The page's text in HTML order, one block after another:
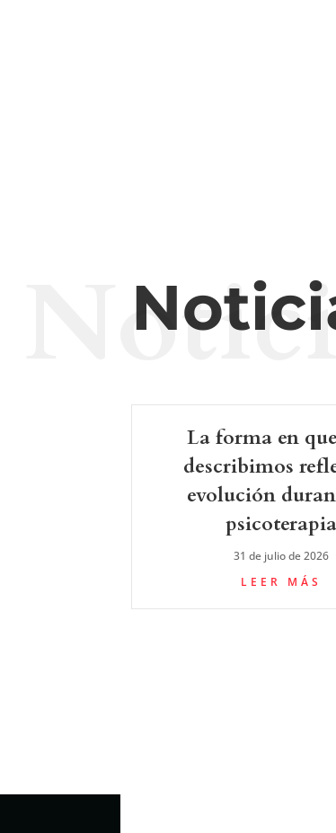
La forma en
describimos
evolución
psicoterapia
31 de julio de 2026
LEER MÁS